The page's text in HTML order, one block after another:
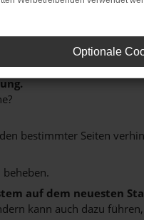
bestimmter Seiten
auf dem neuesten
kann auch dazu
Optionale